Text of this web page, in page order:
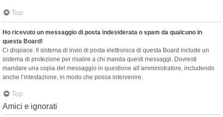
Top
Ho ricevuto un messaggio di posta indesiderata o spam da qualcuno in
questa Board!
Ci dispiace. Il sistema di invio di posta elettronica di questa Board include un
sistema di protezione per risalire a chi manda questi messaggi. Dovresti
mandare una copia del messaggio in questione all’amministratore, includendo
anche l’intestazione, in modo che possa intervenire.
Top
Amici e ignorati